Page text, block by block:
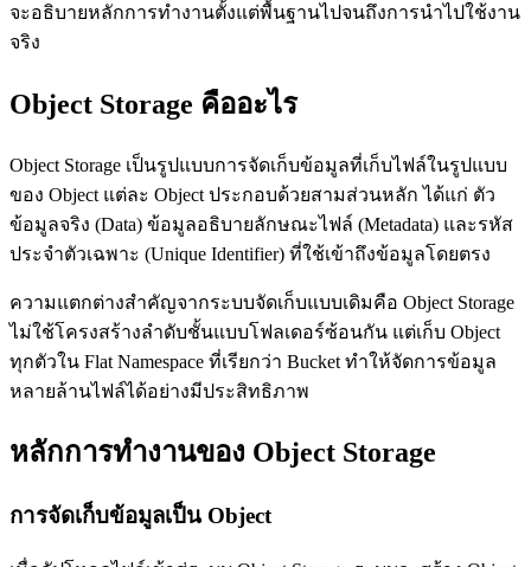
จะอธิบายหลักการทำงานตั้งแต่พื้นฐานไปจนถึงการนำไปใช้งาน
จริง
Object Storage คืออะไร
Object Storage เป็นรูปแบบการจัดเก็บข้อมูลที่เก็บไฟล์ในรูปแบบ
ของ Object แต่ละ Object ประกอบด้วยสามส่วนหลัก ได้แก่ ตัว
ข้อมูลจริง (Data) ข้อมูลอธิบายลักษณะไฟล์ (Metadata) และรหัส
ประจำตัวเฉพาะ (Unique Identifier) ที่ใช้เข้าถึงข้อมูลโดยตรง
ความแตกต่างสำคัญจากระบบจัดเก็บแบบเดิมคือ Object Storage
ไม่ใช้โครงสร้างลำดับชั้นแบบโฟลเดอร์ซ้อนกัน แต่เก็บ Object
ทุกตัวใน Flat Namespace ที่เรียกว่า Bucket ทำให้จัดการข้อมูล
หลายล้านไฟล์ได้อย่างมีประสิทธิภาพ
หลักการทำงานของ Object Storage
การจัดเก็บข้อมูลเป็น Object